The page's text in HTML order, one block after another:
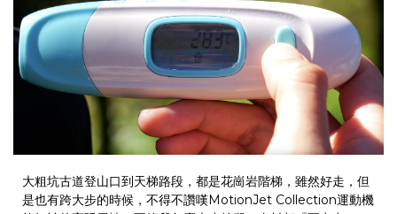
大粗坑古道登山口到天梯路段，都是花崗岩階梯，雖然好走，但
是也有跨大步的時候，不得不讚嘆MotionJet Collection運動機